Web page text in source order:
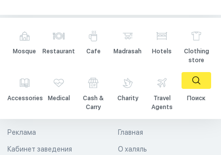
Mosque Restaurant Cafe Madrasah Hotels
Clothing
store
Accessories Medical
Cash &
Carry
Charity
Travel
Agents
Поиск
Главная
О халяль
Реклама
Кабинет заведения